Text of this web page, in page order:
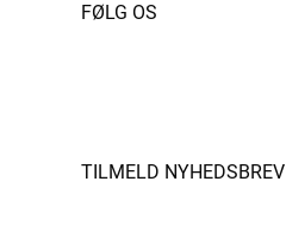
FØLG OS
TILMELD NYHEDSBREV